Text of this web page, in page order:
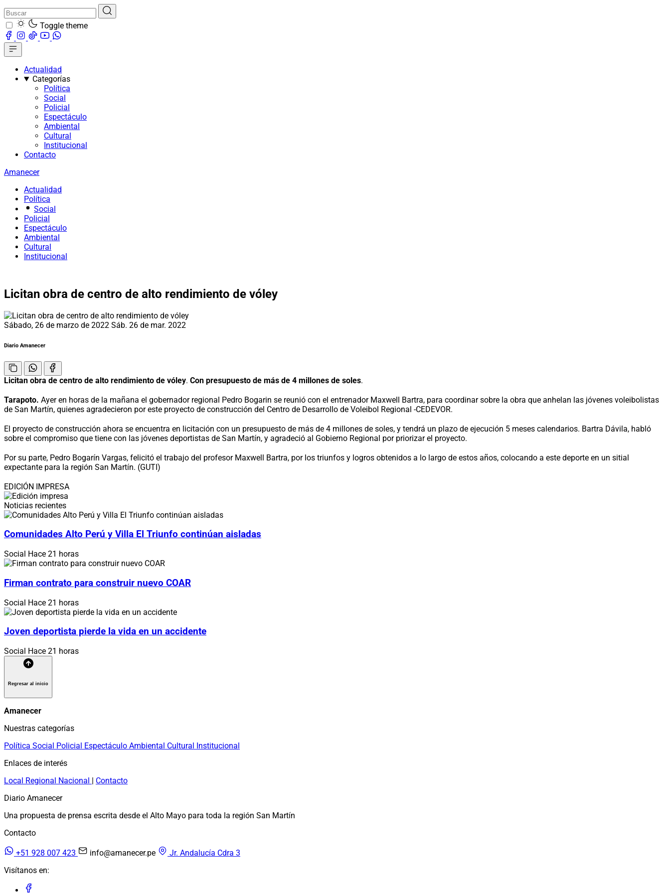
Toggle theme
Actualidad
Categorías
Política
Social
Policial
Espectáculo
Ambiental
Cultural
Institucional
Contacto
Amanecer
Actualidad
Política
Social
Policial
Espectáculo
Ambiental
Cultural
Institucional
Licitan obra de centro de alto rendimiento de vóley
Sábado, 26 de marzo de 2022 Sáb. 26 de mar. 2022
Diario Amanecer
Licitan obra de centro de alto rendimiento de vóley. Con presupuesto de más de 4 millones de soles.
Tarapoto. Ayer en horas de la mañana el gobernador regional Pedro Bogarin se reunió con el entrenador Maxwell Bartra, para coordinar sobre la obra que anhelan las jóvenes voleibolistas
de San Martín, quienes agradecieron por este proyecto de construcción del Centro de Desarrollo de Voleibol Regional -CEDEVOR.
El proyecto de construcción ahora se encuentra en licitación con un presupuesto de más de 4 millones de soles, y tendrá un plazo de ejecución 5 meses calendarios. Bartra Dávila, habló
sobre el compromiso que tiene con las jóvenes deportistas de San Martín, y agradeció al Gobierno Regional por priorizar el proyecto.
Por su parte, Pedro Bogarín Vargas, felicitó el trabajo del profesor Maxwell Bartra, por los triunfos y logros obtenidos a lo largo de estos años, colocando a este deporte en un sitial
expectante para la región San Martín. (GUTI)
EDICIÓN IMPRESA
Noticias recientes
Comunidades Alto Perú y Villa El Triunfo continúan aisladas
Social Hace 21 horas
Firman contrato para construir nuevo COAR
Social Hace 21 horas
Joven deportista pierde la vida en un accidente
Social Hace 21 horas
Regresar al inicio
Amanecer
Nuestras categorías
Política Social Policial Espectáculo Ambiental Cultural Institucional
Enlaces de interés
Local Regional Nacional | Contacto
Diario Amanecer
Una propuesta de prensa escrita desde el Alto Mayo para toda la región San Martín
Contacto
+51 928 007 423 info@amanecer.pe
Jr. Andalucía Cdra 3
Visítanos en: